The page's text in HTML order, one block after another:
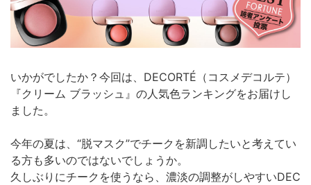
いかがでしたか？今回は、DECORTÉ（コスメデコルテ）
『クリーム ブラッシュ』の人気色ランキングをお届けし
ました。
今年の夏は、“脱マスク”でチークを新調したいと考えてい
る方も多いのではないでしょうか。
久しぶりにチークを使うなら、濃淡の調整がしやすいDEC